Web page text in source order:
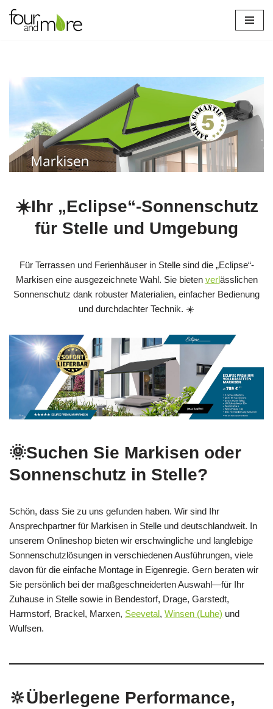
Zum
☀️Ihr „Eclipse“-Sonnenschutz
für Stelle und Umgebung
Für Terrassen und Ferienhäuser in Stelle sind die „Eclipse“-
Markisen eine ausgezeichnete Wahl. Sie bieten verlässlichen
Sonnenschutz dank robuster Materialien, einfacher Bedienung
und durchdachter Technik. ☀️
🌞Suchen Sie Markisen oder
Sonnenschutz in Stelle?
Schön, dass Sie zu uns gefunden haben. Wir sind Ihr
Ansprechpartner für Markisen in Stelle und deutschlandweit. In
unserem Onlineshop bieten wir erschwingliche und langlebige
Sonnenschutzlösungen in verschiedenen Ausführungen, viele
davon für die einfache Montage in Eigenregie. Gern beraten wir
Sie persönlich bei der maßgeschneiderten Auswahl—für Ihr
Zuhause in Stelle sowie in Bendestorf, Drage, Garstedt,
Harmstorf, Brackel, Marxen, Seevetal, Winsen (Luhe) und
Wulfsen.
🔆Überlegene Performance,